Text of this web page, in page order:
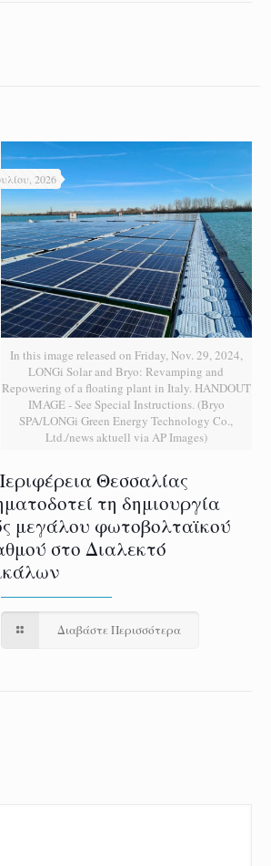
In this image released on Friday, Nov. 29, 2024,
LONGi Solar and Bryo: Revamping and
Repowering of a floating plant in Italy. HANDOUT
IMAGE - See Special Instructions. (Bryo
SPA/LONGi Green Energy Technology Co.,
Ltd./news aktuell via AP Images)
2026
Θεσσαλίας
τη δημιουργία
μεγάλου φωτοβολταϊκού
στο Διαλεκτό
Διαβάστε Περισσότερα